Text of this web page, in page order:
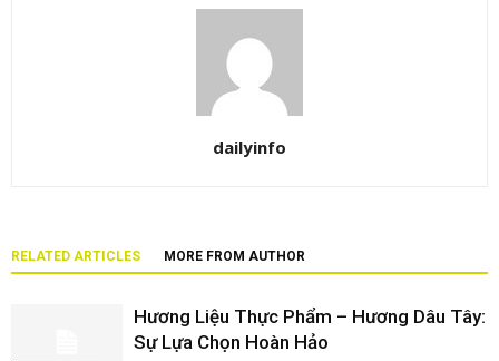
dailyinfo
RELATED ARTICLES MORE FROM AUTHOR
Hương Liệu Thực Phẩm – Hương Dâu Tây:
Sự Lựa Chọn Hoàn Hảo